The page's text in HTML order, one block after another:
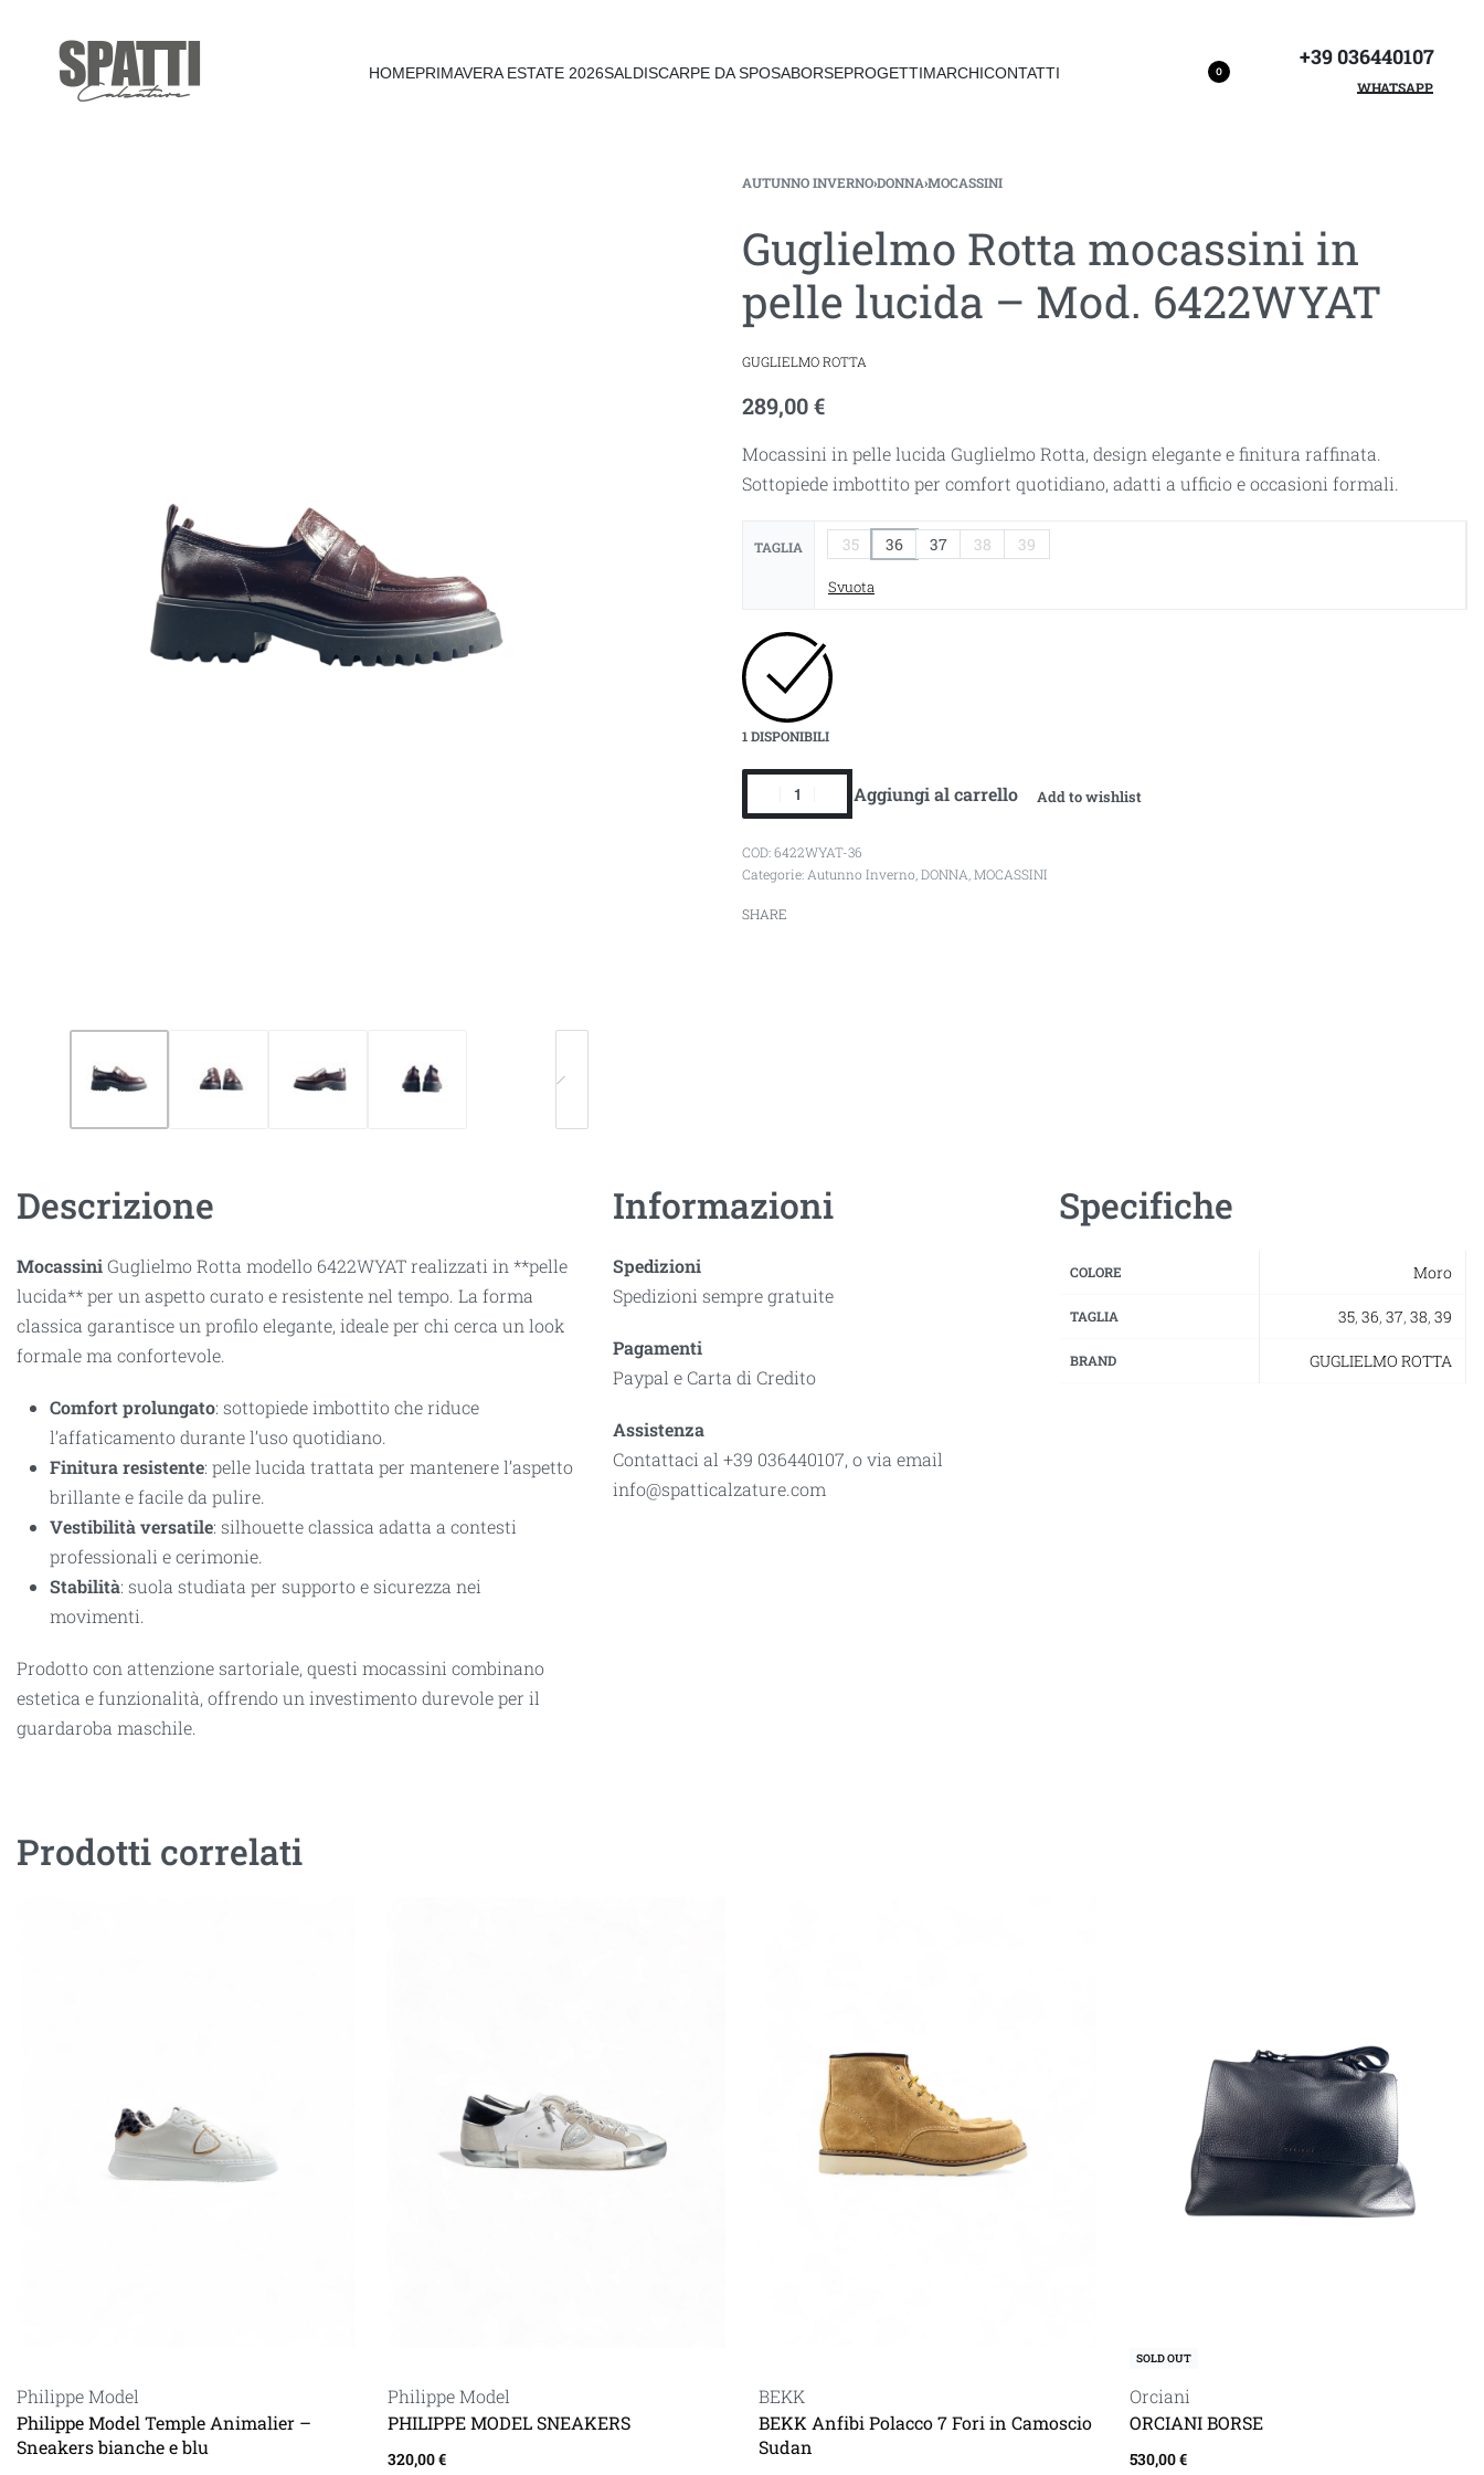
HOMEPRIMAVERA ESTATE 2026SALDISCARPE DA SPOSABORSEPROGETTIMARCHICONTATTI 0
+39 036440107
WHATSAPP
AUTUNNO INVERNO›DONNA›MOCASSINI
Guglielmo Rotta mocassini in
pelle lucida – Mod. 6422WYAT
GUGLIELMO ROTTA
289,00€
Mocassini in pelle lucida Guglielmo Rotta, design elegante e finitura raffinata.
Sottopiede imbottito per comfort quotidiano, adatti a ufficio e occasioni formali.
TAGLIA 35 36 37 38 39
Svuota
1 DISPONIBILI
Aggiungi al carrello Add to wishlist
6422WYAT-36
Categorie:Autunno Inverno,DONNA,MOCASSINI
SHARE
Descrizione
MocassiniGuglielmo Rotta modello 6422WYAT realizzati in **pelle
lucida** per un aspetto curato e resistente nel tempo. La forma
classica garantisce un profilo elegante, ideale per chi cerca un look
formale ma confortevole.
Comfort prolungato: sottopiede imbottito che riduce
l’affaticamento durante l’uso quotidiano.
Finitura resistente: pelle lucida trattata per mantenere l’aspetto
brillante e facile da pulire.
Vestibilità versatile: silhouette classica adatta a contesti
professionali e cerimonie.
Stabilità: suola studiata per supporto e sicurezza nei
movimenti.
Prodotto con attenzione sartoriale, questi mocassini combinano
estetica e funzionalità, offrendo un investimento durevole per il
guardaroba maschile.
Informazioni
Spedizioni
Spedizioni sempre gratuite
Pagamenti
Paypal e Carta di Credito
Assistenza
Contattaci al +39 036440107, o via email
info@spatticalzature.com
Specifiche
COLORE Moro
TAGLIA 35,36,37,38,39
BRAND GUGLIELMO ROTTA
Prodotti correlati
Philippe Model
Philippe Model Temple Animalier –
Sneakers bianche e blu
Philippe Model
PHILIPPE MODEL SNEAKERS
320,00€
BEKK
BEKK Anfibi Polacco 7 Fori in Camoscio
Sudan
SOLD OUT
Orciani
ORCIANI BORSE
530,00€